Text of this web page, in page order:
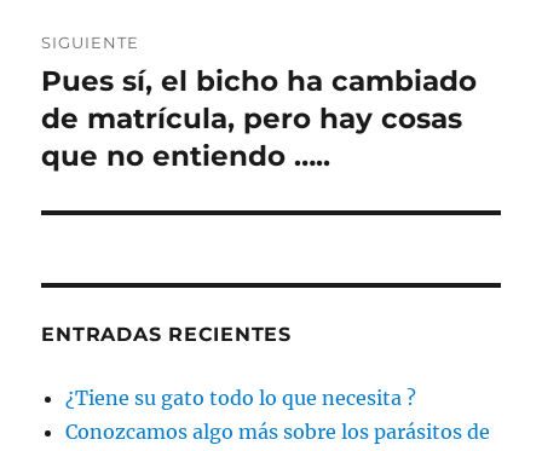
SIGUIENTE
Entrada
siguiente:
Pues sí, el bicho ha cambiado
de matrícula, pero hay cosas
que no entiendo …..
ENTRADAS RECIENTES
¿Tiene su gato todo lo que necesita ?
Conozcamos algo más sobre los parásitos de